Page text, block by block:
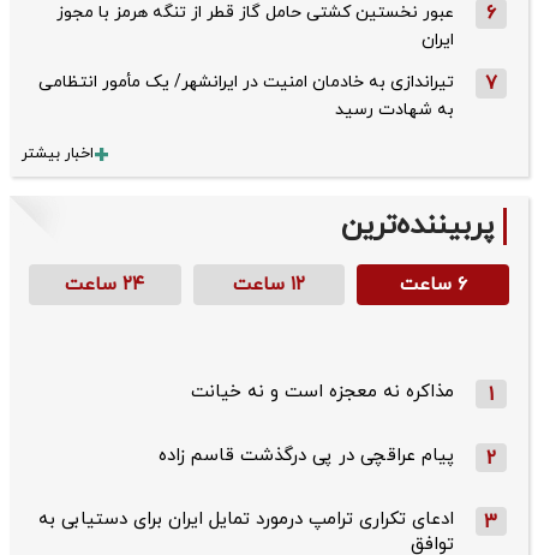
6
عبور نخستین کشتی حامل گاز قطر از تنگه هرمز با مجوز
ایران
7
تیراندازی به خادمان امنیت در ایرانشهر/ یک مأمور انتظامی
به شهادت رسید
اخبار بیشتر
پربیننده‌ترین
۶ ساعت ۱۲ ساعت ۲۴ ساعت
1 مذاکره نه معجزه است و نه خیانت
2 پیام عراقچی در پی درگذشت قاسم‌ زاده
3
ادعای تکراری ترامپ درمورد تمایل ایران برای دستیابی به
توافق